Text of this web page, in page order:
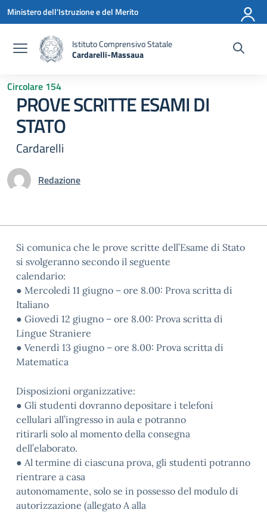
Vai ai contenuti
Vai al menu di navigazione
Vai al footer
Ministero dell'Istruzione e del Merito
Istituto Comprensivo Statale
Cardarelli-Massaua
Circolare 154
PROVE SCRITTE ESAMI DI
STATO
Cardarelli
Redazione
Si comunica che le prove scritte dell’Esame di Stato
si svolgeranno secondo il seguente
calendario:
● Mercoledì 11 giugno – ore 8.00: Prova scritta di
Italiano
● Giovedì 12 giugno – ore 8.00: Prova scritta di
Lingue Straniere
● Venerdì 13 giugno – ore 8.00: Prova scritta di
Matematica
Disposizioni organizzative:
● Gli studenti dovranno depositare i telefoni
cellulari all’ingresso in aula e potranno
ritirarli solo al momento della consegna
dell’elaborato.
● Al termine di ciascuna prova, gli studenti potranno
rientrare a casa
autonomamente, solo se in possesso del modulo di
autorizzazione (allegato A alla